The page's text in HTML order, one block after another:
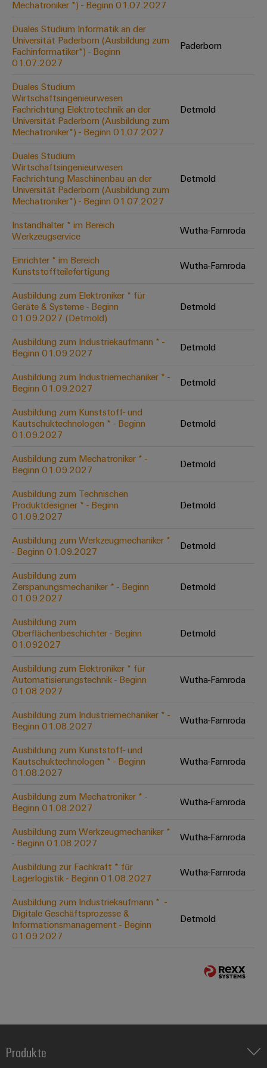
Abwasseraufbereitung
Lösungen
für
die
Wasser-
Abwasserindustrie
Wasserstoff
Wasserstoff
als
für
die
Energiewende
Windenergie
Betrieb
von
Werkzeuge
Automaten
Software
Markierer
Industriedrucker
Industrieleuchte
Cabinet
Infrastructure
Bestückte
Klemmenleisten
Modifizierte
und
bestückte
Gehäuse
Kundenspezifische
Produktinnovationen
Unsere Neuheiten
Digital
‒ intuitiv,
Mechatroniker *) - Beginn 01.07.2027
Duales Studium Informatik an der
Universität Paderborn (Ausbildung zum
Fachinformatiker*) - Beginn
01.07.2027
Paderborn
Duales Studium
Wirtschaftsingenieurwesen
Fachrichtung Elektrotechnik an der
Universität Paderborn (Ausbildung zum
Mechatroniker*) - Beginn 01.07.2027
Detmold
Duales Studium
Wirtschaftsingenieurwesen
Fachrichtung Maschinenbau an der
Universität Paderborn (Ausbildung zum
Mechatroniker*) - Beginn 01.07.2027
Detmold
Instandhalter * im Bereich
Werkzeugservice
Wutha-Farnroda
Einrichter * im Bereich
Kunststoffteilefertigung
Wutha-Farnroda
Ausbildung zum Elektroniker * für
Geräte & Systeme - Beginn
01.09.2027 (Detmold)
Detmold
Ausbildung zum Industriekaufmann * -
Beginn 01.09.2027
Detmold
Ausbildung zum Industriemechaniker * -
Beginn 01.09.2027
Detmold
Ausbildung zum Kunststoff- und
Kautschuktechnologen * - Beginn
01.09.2027
Detmold
Ausbildung zum Mechatroniker * -
Beginn 01.09.2027
Detmold
Ausbildung zum Technischen
Produktdesigner * - Beginn
01.09.2027
Detmold
Ausbildung zum Werkzeugmechaniker *
- Beginn 01.09.2027
Detmold
Ausbildung zum
Zerspanungsmechaniker * - Beginn
01.09.2027
Detmold
Ausbildung zum
Oberflächenbeschichter - Beginn
01.092027
Detmold
Ausbildung zum Elektroniker * für
Automatisierungstechnik - Beginn
01.08.2027
Wutha-Farnroda
Ausbildung zum Industriemechaniker * -
Beginn 01.08.2027
Wutha-Farnroda
Ausbildung zum Kunststoff- und
Kautschuktechnologen * - Beginn
01.08.2027
Wutha-Farnroda
Ausbildung zum Mechatroniker * -
Beginn 01.08.2027
Wutha-Farnroda
Ausbildung zum Werkzeugmechaniker *
- Beginn 01.08.2027
Wutha-Farnroda
Ausbildung zur Fachkraft * für
Lagerlogistik - Beginn 01.08.2027
Wutha-Farnroda
Ausbildung zum Industriekaufmann * ​ -
Digitale Geschäftsprozesse &
Informationsmanagement - Beginn
01.09.2027
Detmold
Produkte